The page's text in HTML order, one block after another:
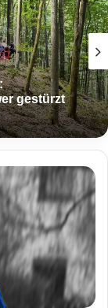
gestürzt